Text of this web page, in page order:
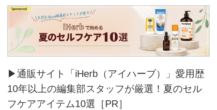
▶通販サイト「iHerb（アイハーブ）」愛用歴
10年以上の編集部スタッフが厳選！夏のセル
フケアアイテム10選［PR］